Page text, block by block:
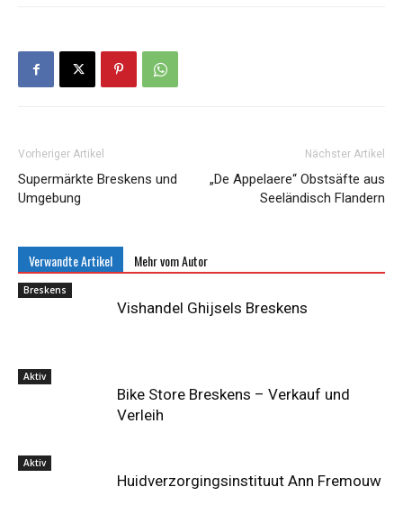
Vorheriger Artikel
Supermärkte Breskens und
Umgebung
Nächster Artikel
„De Appelaere“ Obstsäfte aus
Seeländisch Flandern
Verwandte Artikel Mehr vom Autor
Breskens
Vishandel Ghijsels Breskens
Aktiv
Bike Store Breskens – Verkauf und
Verleih
Aktiv
Huidverzorgingsinstituut Ann Fremouw